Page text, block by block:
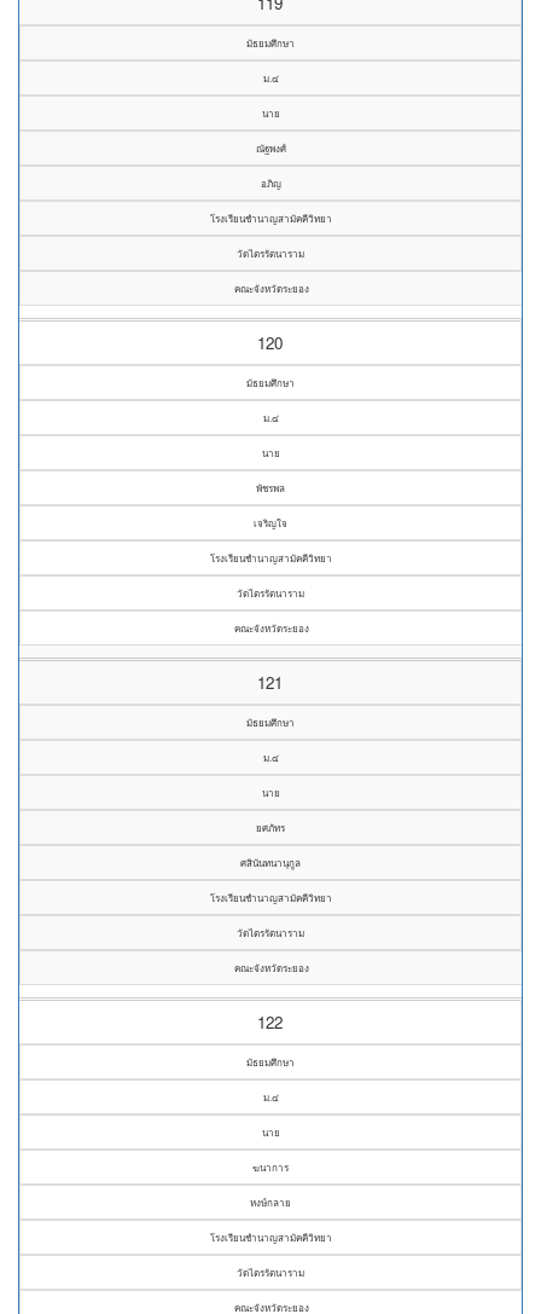
มัธยมศึกษา
ม.๔
นาย
ณัฐพงศ์
อภิญ
โรงเรียนชำนาญสามัคคีวิทยา
วัดไตรรัตนาราม
คณะจังหวัดระยอง
120
มัธยมศึกษา
ม.๔
นาย
พัชรพล
เจริญใจ
โรงเรียนชำนาญสามัคคีวิทยา
วัดไตรรัตนาราม
คณะจังหวัดระยอง
121
มัธยมศึกษา
ม.๔
นาย
ยศภัทร
ศสินันทนานุกูล
โรงเรียนชำนาญสามัคคีวิทยา
วัดไตรรัตนาราม
คณะจังหวัดระยอง
122
มัธยมศึกษา
ม.๔
นาย
ฆนาการ
หงษ์กลาย
โรงเรียนชำนาญสามัคคีวิทยา
วัดไตรรัตนาราม
คณะจังหวัดระยอง